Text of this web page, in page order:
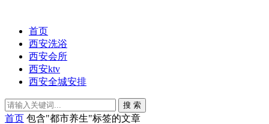
首页
西安洗浴
西安会所
西安ktv
西安全城安排
搜 索
首页 包含"都市养生"标签的文章